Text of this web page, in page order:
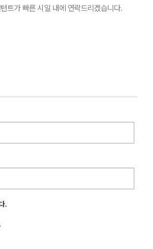
트가 빠른 시일 내에 연락드리겠습니다.
.